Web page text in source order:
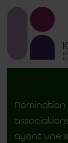
Nomination
ayant une